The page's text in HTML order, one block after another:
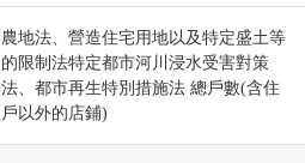
農地法、營造住宅用地以及特定盛土等
的限制法特定都市河川浸水受害對策
法、都市再生特別措施法 總戶數(含住
戶以外的店鋪)